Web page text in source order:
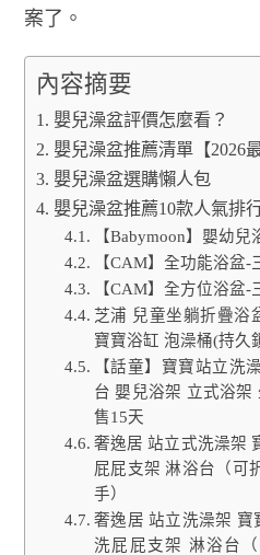
案了。
內容摘要
嬰兒澡盆評價怎麼看？
嬰兒澡盆推薦清單【2026
嬰兒澡盆選購懶人包
嬰兒澡盆推薦10款人氣排
【Babymoon】嬰幼兒
【CAM】全功能浴盆-
【CAM】全方位浴盆-
芝浦 兒童坐躺折疊浴
寶寶浴缸 泡澡桶(持久
【話童】寶寶站立洗
台 嬰兒浴架 立式浴架
售15天
奢逸居 站立式洗澡架
屁屁支架 淋浴台（可
手）
奢逸居 站立洗澡架 寶
洗屁屁支架 淋浴台